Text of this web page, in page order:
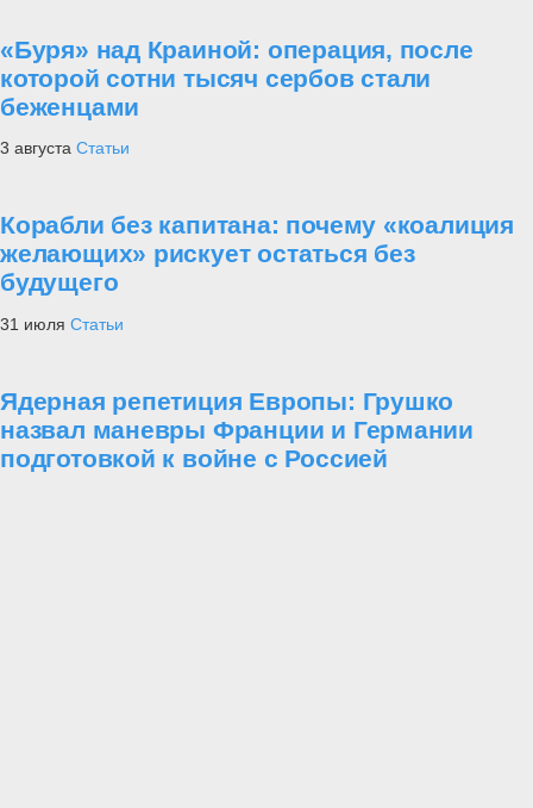
«Буря» над Краиной: операция, после
которой сотни тысяч сербов стали
беженцами
3 августа Статьи
Корабли без капитана: почему «коалиция
желающих» рискует остаться без
будущего
31 июля Статьи
Ядерная репетиция Европы: Грушко
назвал маневры Франции и Германии
подготовкой к войне с Россией